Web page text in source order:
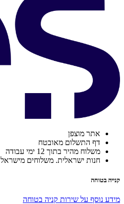
אתר מוצפן
דף התשלום מאובטח
משלוח מהיר בתוך 12 ימי עבודה
חנות ישראלית. משלוחים מישראל
קנייה בטוחה
מידע נוסף על שירות קניה בטוחה